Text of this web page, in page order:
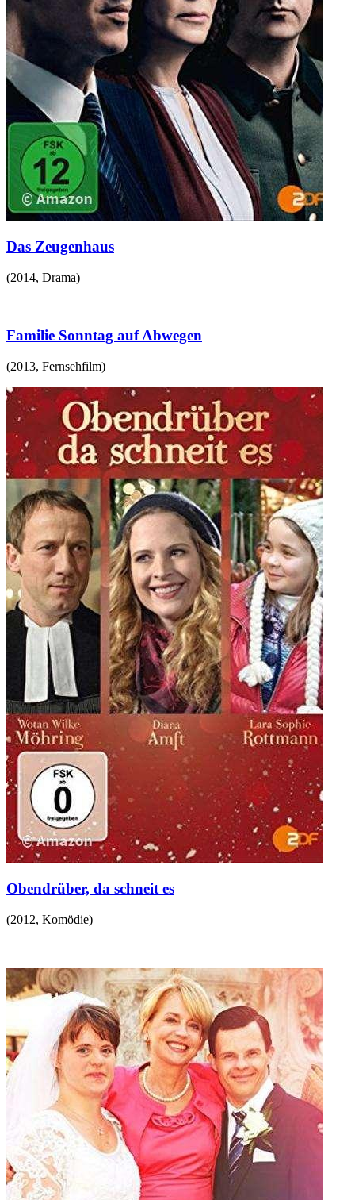
Das Zeugenhaus
(2014, Drama)
Familie Sonntag auf Abwegen
(2013, Fernsehfilm)
Obendrüber, da schneit es
(2012, Komödie)